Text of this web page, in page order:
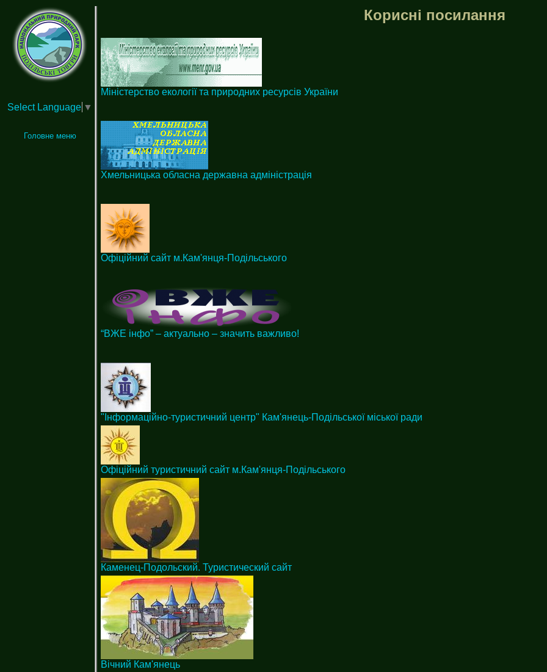
Select Language ▼
Головне меню
Корисні посилання
Міністерство екології та природних ресурсів України
Хмельницька обласна державна адміністрація
Офіційний сайт м.Кам'янця-Подільського
“ВЖЕ інфо” – актуально – значить важливо!
"Інформаційно-туристичний центр" Кам'янець-Подільської міської ради
Офіційний туристичний сайт м.Кам'янця-Подільського
Каменец-Подольский. Туристический сайт
Вічний Кам'янець